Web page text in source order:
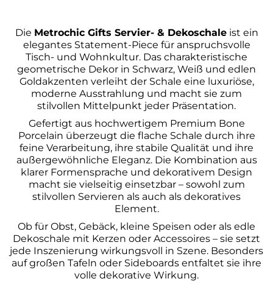
Die Metrochic Gifts Servier- & Dekoschaleist ein
elegantes Statement-Piece für anspruchsvolle
Tisch- und Wohnkultur. Das charakteristische
geometrische Dekor in Schwarz, Weiß und edlen
Goldakzenten verleiht der Schale eine luxuriöse,
moderne Ausstrahlung und macht sie zum
stilvollen Mittelpunkt jeder Präsentation.
Gefertigt aus hochwertigem Premium Bone
Porcelain überzeugt die flache Schale durch ihre
feine Verarbeitung, ihre stabile Qualität und ihre
außergewöhnliche Eleganz. Die Kombination aus
klarer Formensprache und dekorativem Design
macht sie vielseitig einsetzbar – sowohl zum
stilvollen Servieren als auch als dekoratives
Element.
Ob für Obst, Gebäck, kleine Speisen oder als edle
Dekoschale mit Kerzen oder Accessoires – sie setzt
jede Inszenierung wirkungsvoll in Szene. Besonders
auf großen Tafeln oder Sideboards entfaltet sie ihre
volle dekorative Wirkung.